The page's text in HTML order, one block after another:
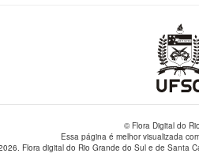
© Flora Digital do
Essa página é melhor visualizada
Flora digital do Rio Grande do Sul e de Santa